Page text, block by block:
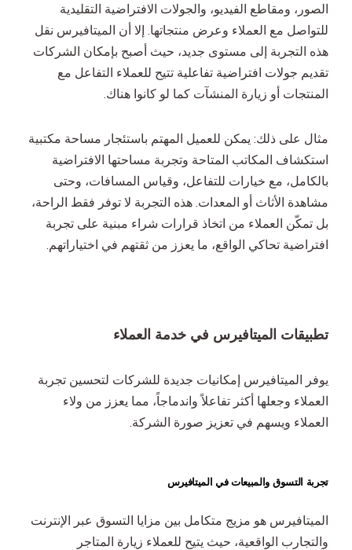
الصور، ومقاطع الفيديو، والجولات الافتراضية التقليدية
للتواصل مع العملاء وعرض منتجاتها. إلا أن الميتافيرس نقل
هذه التجربة إلى مستوى جديد، حيث أصبح بإمكان الشركات
تقديم جولات افتراضية تفاعلية تتيح للعملاء التفاعل مع
المنتجات أو زيارة المنشآت كما لو كانوا هناك.
مثال على ذلك: يمكن للعميل المهتم باستئجار مساحة مكتبية
استكشاف المكاتب المتاحة وتجربة مساحتها الافتراضية
بالكامل، مع خيارات للتفاعل، وقياس المسافات، وحتى
مشاهدة الأثاث أو المعدات. هذه التجربة لا توفر فقط الراحة،
بل تمكّن العملاء من اتخاذ قرارات شراء مبنية على تجربة
افتراضية تحاكي الواقع، ما يعزز من ثقتهم في اختياراتهم.
تطبيقات الميتافيرس في خدمة العملاء
يوفر الميتافيرس إمكانيات جديدة للشركات لتحسين تجربة
العملاء وجعلها أكثر تفاعلاً واندماجاً، مما يعزز من ولاء
العملاء ويسهم في تعزيز صورة الشركة.
تجربة التسوق والمبيعات في الميتافيرس
الميتافيرس هو مزيج متكامل بين مزايا التسوق عبر الإنترنت
والتجارب الواقعية، حيث يتيح للعملاء زيارة المتاجر